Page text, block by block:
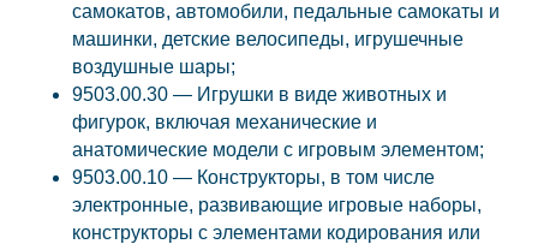
самокатов, автомобили, педальные самокаты и
машинки, детские велосипеды, игрушечные
воздушные шары;
9503.00.30 — Игрушки в виде животных и
фигурок, включая механические и
анатомические модели с игровым элементом;
9503.00.10 — Конструкторы, в том числе
электронные, развивающие игровые наборы,
конструкторы с элементами кодирования или